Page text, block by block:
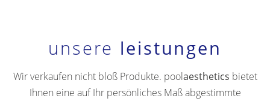
unsere leistungen
Wir verkaufen nicht bloß Produkte. poolaesthetics bietet
Ihnen eine auf Ihr persönliches Maß abgestimmte